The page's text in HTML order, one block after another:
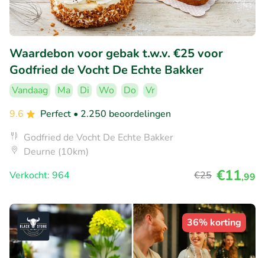
Waardebon voor gebak t.w.v. €25 voor
Godfried de Vocht De Echte Bakker
Vandaag Ma Di Wo Do
Vr
9.6
Perfect • 2.250 beoordelingen
Godfried de Vocht De Echte Bakker
Deurne (10km)
Verkocht: 964
€25 €11,99
36% korting